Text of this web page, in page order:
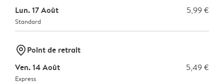
Lun. 17 Août 5,99 €
Standard
marker-pinPoint de retrait
Ven. 14 Août
5,49 €
Express